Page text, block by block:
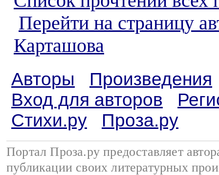
Перейти на страницу
Карташова
Авторы
Произведения
Вход для авторов
Стихи.ру
Проза.ру
Портал Проза.ру предоставляет
публикации своих литературных